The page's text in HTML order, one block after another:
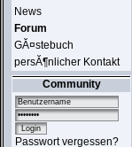
News
Forum
GĂ¤stebuch
persĂ¶nlicher Kontakt
Community
Passwort vergessen?